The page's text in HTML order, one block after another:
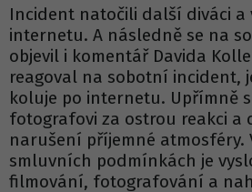
Incident natočili další diváci a
internetu. A následně se na
objevil i komentář Davida
reagoval na sobotní incident,
koluje po internetu. Upřímně
fotografovi za ostrou reakci a
narušení příjemné atmosféry.
smluvních podmínkách je
filmování, fotografování a